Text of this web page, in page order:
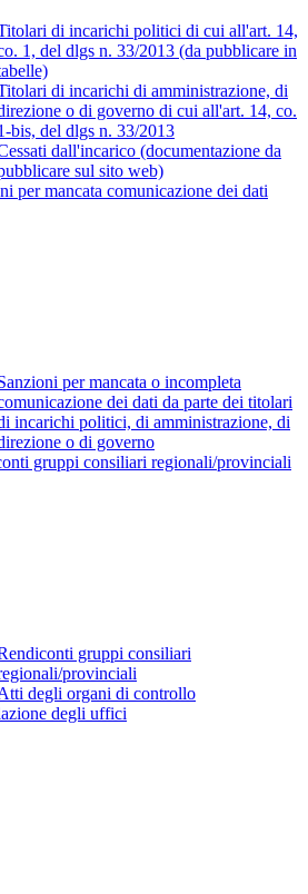
di incarichi politici di cui all'art. 14,
1, del dlgs n. 33/2013 (da pubblicare in
di incarichi di amministrazione, di
o di governo di cui all'art. 14, co.
bis, del dlgs n. 33/2013
dall'incarico (documentazione da
sul sito web)
per mancata comunicazione dei dati
per mancata o incompleta
dei dati da parte dei titolari
incarichi politici, di amministrazione, di
o di governo
gruppi consiliari regionali/provinciali
gruppi consiliari
provinciali
degli organi di controllo
degli uffici